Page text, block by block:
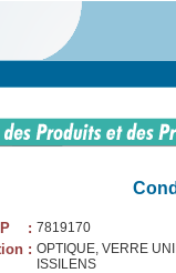
: 7819170
: OPTIQUE, VERRE
ISSILENS